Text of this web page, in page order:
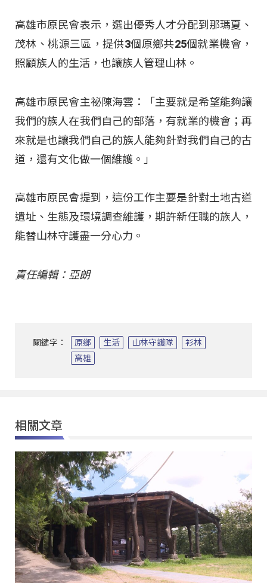
高雄市原民會表示，選出優秀人才分配到那瑪夏、
茂林、桃源三區，提供3個原鄉共25個就業機會，
照顧族人的生活，也讓族人管理山林。
高雄市原民會主祕陳海雲：「主要就是希望能夠讓
我們的族人在我們自己的部落，有就業的機會；再
來就是也讓我們自己的族人能夠針對我們自己的古
道，還有文化做一個維護。」
高雄市原民會提到，這份工作主要是針對土地古道
遺址、生態及環境調查維護，期許新任職的族人，
能替山林守護盡一分心力。
責任編輯：亞朗
關鍵字： 原鄉 生活 山林守護隊
衫林
高雄
相關文章